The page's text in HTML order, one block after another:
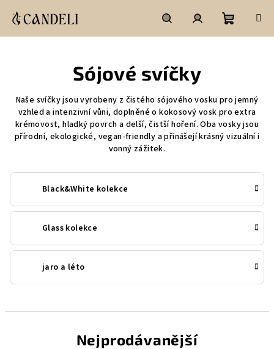
HledatPřihlášeníNákupní
Sójové svíčky
Naše svíčky jsou vyrobeny z čistého sójového vosku pro jemný
vzhled a intenzivní vůni, doplněné o kokosový vosk pro extra
krémovost, hladký povrch a delší, čistší hoření. Oba vosky jsou
přírodní, ekologické, vegan‑friendly a přinášejí krásný vizuální i
vonný zážitek.
Black&White kolekce
Glass kolekce
jaro a léto
Nejprodávanější